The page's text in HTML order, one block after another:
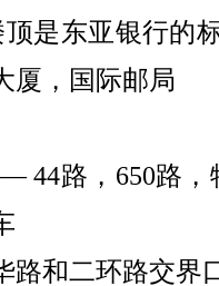
是东亚银行的
厦，国际邮局
44路，650路，
路和二环路交界